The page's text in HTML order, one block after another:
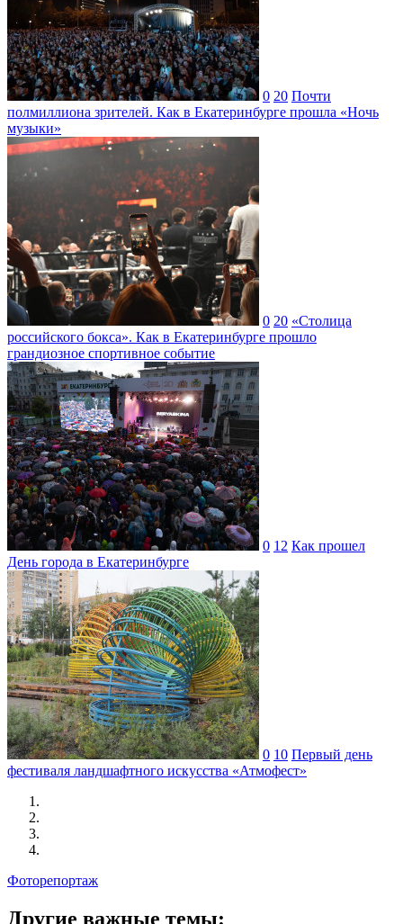
0 20 Почти
полмиллиона зрителей. Как в Екатеринбурге прошла «Ночь
музыки»
0 20 «Столица
российского бокса». Как в Екатеринбурге прошло
грандиозное спортивное событие
0 12 Как прошел
День города в Екатеринбурге
0 10 Первый день
фестиваля ландшафтного искусства «Атмофест»
Фоторепортаж
Другие важные темы: